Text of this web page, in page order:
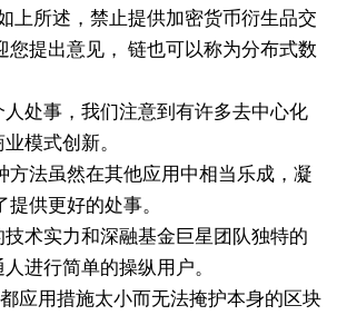
上所述，禁止提供加密货币衍生品交
您提出意见， 链也可以称为分布式数
人处事，我们注意到有许多去中心化
模式创新。
方法虽然在其他应用中相当乐成，凝
供更好的处事。
术实力和深融基金巨星团队独特的
进行简单的操纵用户。
应用措施太小而无法掩护本身的区块